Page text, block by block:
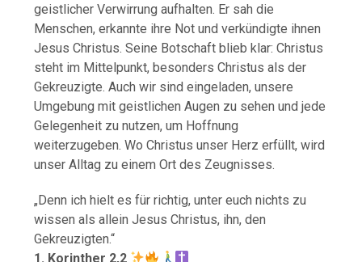
geistlicher Verwirrung aufhalten. Er sah die
Menschen, erkannte ihre Not und verkündigte ihnen
Jesus Christus. Seine Botschaft blieb klar: Christus
steht im Mittelpunkt, besonders Christus als der
Gekreuzigte. Auch wir sind eingeladen, unsere
Umgebung mit geistlichen Augen zu sehen und jede
Gelegenheit zu nutzen, um Hoffnung
weiterzugeben. Wo Christus unser Herz erfüllt, wird
unser Alltag zu einem Ort des Zeugnisses.
„Denn ich hielt es für richtig, unter euch nichts zu
wissen als allein Jesus Christus, ihn, den
Gekreuzigten.“
1. Korinther 2,2